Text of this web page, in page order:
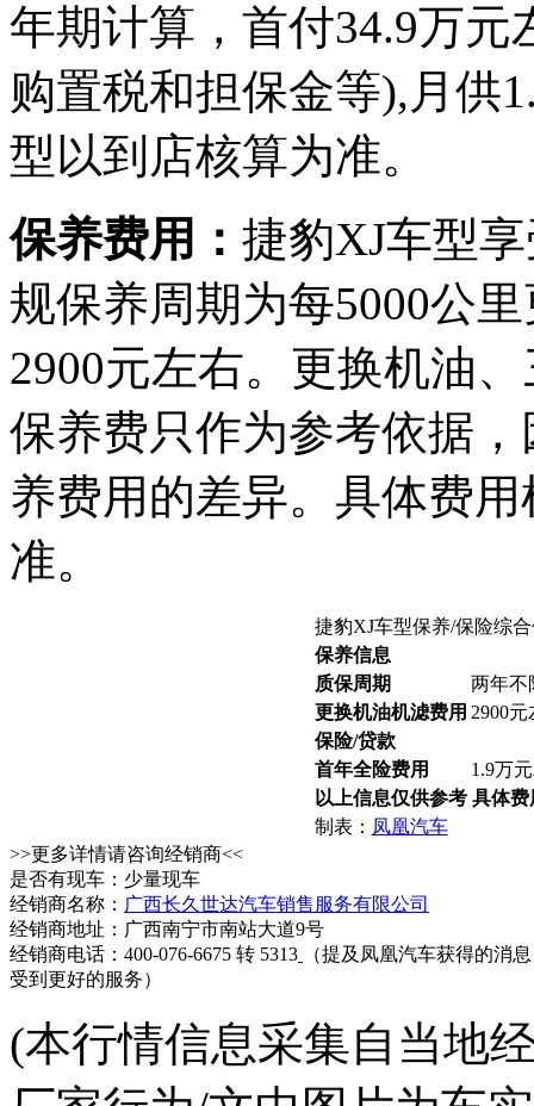
年期计算，首付34.9万
购置税和担保金等),月供
型以到店核算为准。
保养费用： 捷豹XJ车型
规保养周期为每5000公
2900元左右。更换机油
保养费只作为参考依据
养费用的差异。具体费
准。
捷豹XJ车型保养/保险综
保养信息
质保周期
两年不
更换机油机滤费用 2900元
保险/贷款
首年全险费用
1.9万
以上信息仅供参考 具体
制表： 凤凰汽车
>>更多详情请咨询经销商<<
是否有现车：少量现车
经销商名称： 广西长久世达汽车销售服务有限公司
经销商地址：广西南宁市南站大道9号
经销商电话：400-076-6675 转 5313
（提及凤凰汽车获得的消
受到更好的服务）
(本行情信息采集自当地